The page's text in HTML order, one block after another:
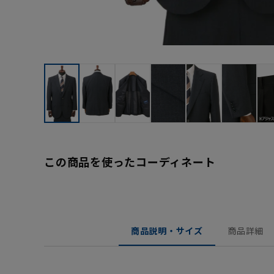
この商品を使ったコーディネート
商品説明・サイズ 商品詳細